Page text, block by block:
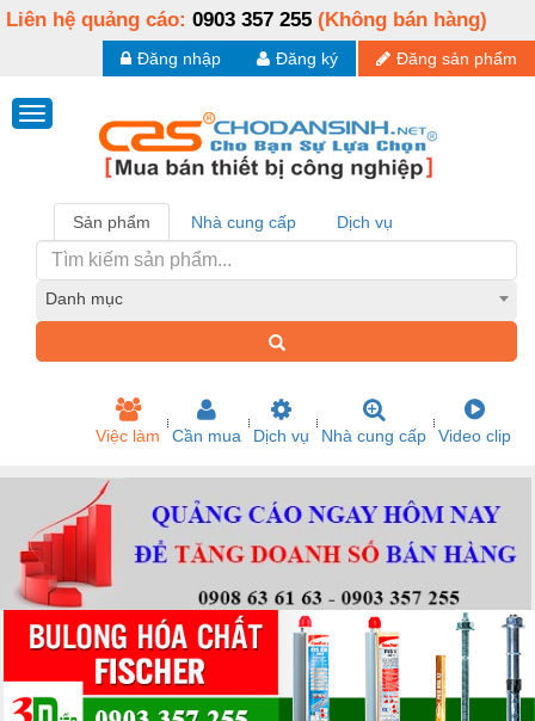
Liên hệ quảng cáo: 0903 357 255 (Không bán hàng)
Đăng sản phẩm
Đăng ký
Đăng nhập
Sản phẩm Nhà cung cấp Dịch vụ
Danh mục
Việc làm Cần mua Dịch vụ Nhà cung cấp Video clip